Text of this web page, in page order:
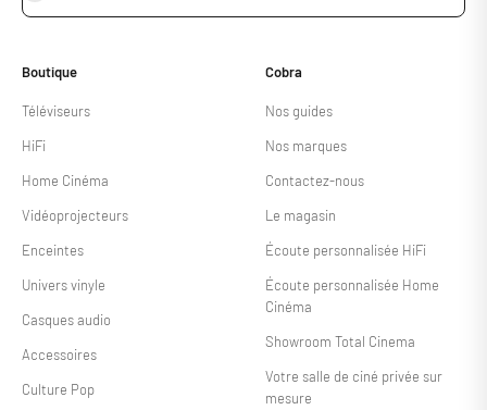
Boutique
Téléviseurs
HiFi
Home Cinéma
Vidéoprojecteurs
Enceintes
Univers vinyle
Casques audio
Accessoires
Culture Pop
Cobra
Nos guides
Nos marques
Contactez-nous
Le magasin
Écoute personnalisée HiFi
Écoute personnalisée Home
Cinéma
Showroom Total Cinema
Votre salle de ciné privée sur
mesure